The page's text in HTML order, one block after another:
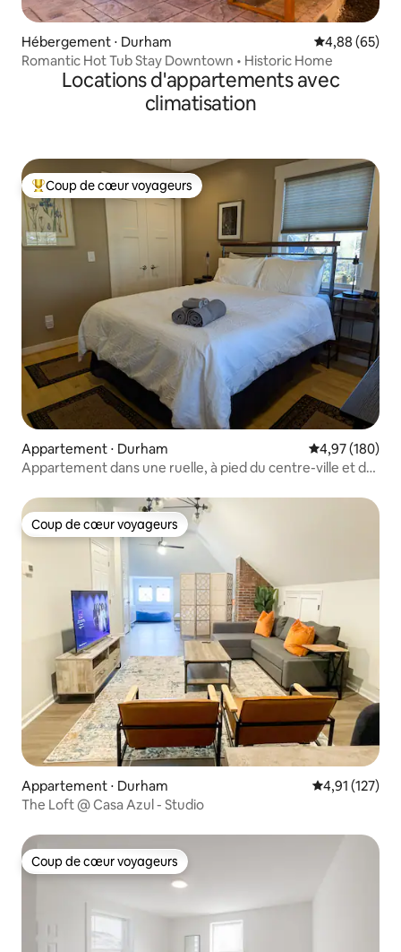
Hébergement ⋅ Durham Évaluation
4,88 (65)
Romantic Hot Tub Stay Downtown • Historic Home
Locations d'appartements avec
climatisation
Coups de cœur voyageurs les plus appréciés
Coup de cœur voyageurs
Appartement ⋅ Durham Évaluation
4,97 (180)
Appartement dans une ruelle, à pied du centre-ville et de
Coup de cœur voyageurs
Coup de cœur voyageurs
Appartement ⋅ Durham Évaluation
4,91 (127)
The Loft @ Casa Azul - Studio
Coup de cœur voyageurs
Coup de cœur voyageurs